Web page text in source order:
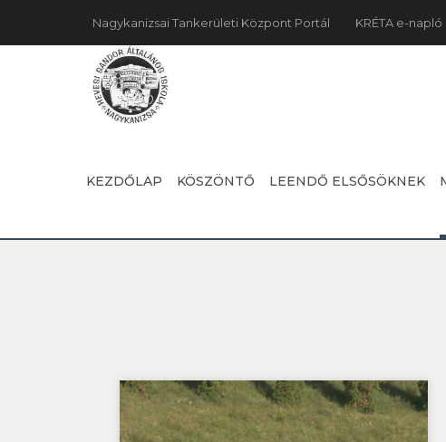
Nagykanizsai Tankerületi Központ Portál KRÉTA e-napló
KEZDŐLAP KÖSZÖNTŐ LEENDŐ ELSŐSÖKNEK